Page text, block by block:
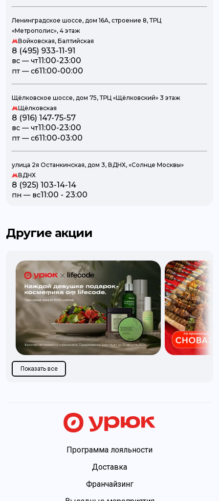
Ленинградское шоссе, дом 16А, строение 8, ТРЦ
«Метрополис», 4 этаж
Войковская, Балтийская
8 (495) 933-11-91
вc — чт11:00-23:00
пт — сб11:00-00:00
Щёлковское шоссе, дом 75, ТРЦ «Щёлковский» 3 этаж
Щёлковская
8 (916) 147-75-57
вc — чт11:00-23:00
пт — сб11:00-03:00
улица 2я Останкинская, дом 3, ВДНХ, «Солнце Москвы»
ВДНХ
8 (925) 103-14-14
пн — вc11:00 - 23:00
Другие акции
Показать все
Программа лояльности
Доставка
Франчайзинг